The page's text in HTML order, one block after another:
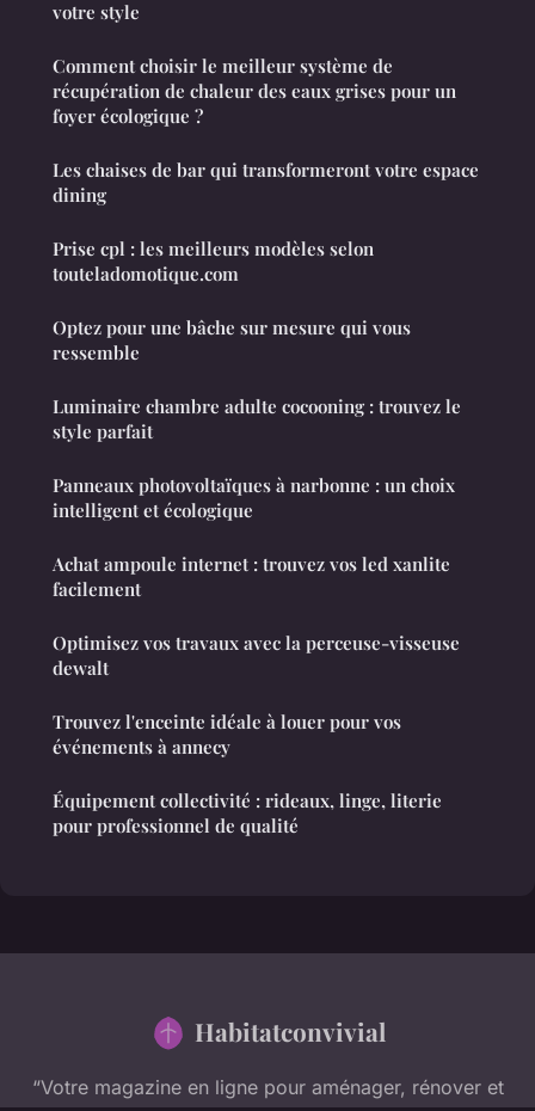
votre style
Comment choisir le meilleur système de
récupération de chaleur des eaux grises pour un
foyer écologique ?
Les chaises de bar qui transformeront votre espace
dining
Prise cpl : les meilleurs modèles selon
touteladomotique.com
Optez pour une bâche sur mesure qui vous
ressemble
Luminaire chambre adulte cocooning : trouvez le
style parfait
Panneaux photovoltaïques à narbonne : un choix
intelligent et écologique
Achat ampoule internet : trouvez vos led xanlite
facilement
Optimisez vos travaux avec la perceuse-visseuse
dewalt
Trouvez l'enceinte idéale à louer pour vos
événements à annecy
Équipement collectivité : rideaux, linge, literie
pour professionnel de qualité
Habitatconvivial
“Votre magazine en ligne pour aménager, rénover et